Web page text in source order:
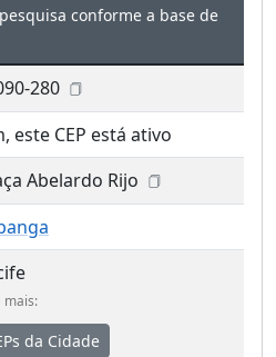
conforme a base de
280
este CEP está ativo
Abelardo Rijo
mais:
da Cidade